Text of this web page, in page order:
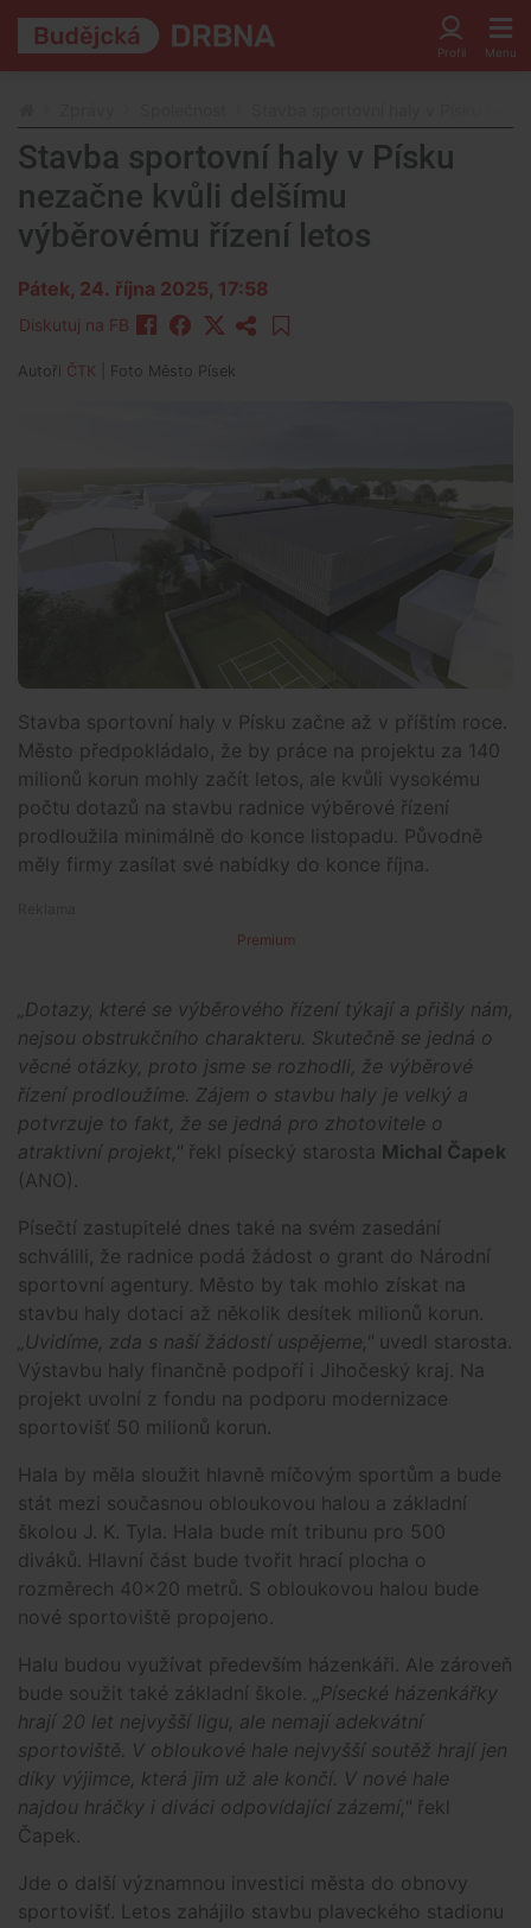
Stavba sportovní haly v Písku
nezačne kvůli delšímu
výběrovému řízení letos
Pátek, 24. října 2025, 17:58
Diskutuj na FB
Autoři ČTK | Foto Město Písek
Stavba sportovní haly v Písku začne až v příštím roce.
Město předpokládalo, že by práce na projektu za 140
milionů korun mohly začít letos, ale kvůli vysokému
počtu dotazů na stavbu radnice výběrové řízení
prodloužila minimálně do konce listopadu. Původně
měly firmy zasílat své nabídky do konce října.
Premium
„Dotazy, které se výběrového řízení týkají a přišly nám,
nejsou obstrukčního charakteru. Skutečně se jedná o
věcné otázky, proto jsme se rozhodli, že výběrové
řízení prodloužíme. Zájem o stavbu haly je velký a
potvrzuje to fakt, že se jedná pro zhotovitele o
atraktivní projekt," řekl písecký starosta Michal Čapek
(ANO).
Písečtí zastupitelé dnes také na svém zasedání
schválili, že radnice podá žádost o grant do Národní
sportovní agentury. Město by tak mohlo získat na
stavbu haly dotaci až několik desítek milionů korun.
„Uvidíme, zda s naší žádostí uspějeme," uvedl starosta.
Výstavbu haly finančně podpoří i Jihočeský kraj. Na
projekt uvolní z fondu na podporu modernizace
sportovišť 50 milionů korun.
Hala by měla sloužit hlavně míčovým sportům a bude
stát mezi současnou obloukovou halou a základní
školou J. K. Tyla. Hala bude mít tribunu pro 500
diváků. Hlavní část bude tvořit hrací plocha o
rozměrech 40x20 metrů. S obloukovou halou bude
nové sportoviště propojeno.
Halu budou využívat především házenkáři. Ale zároveň
bude soužit také základní škole.
„Písecké házenkářky
hrají 20 let nejvyšší ligu, ale nemají adekvátní
sportoviště. V obloukové hale nejvyšší soutěž hrají jen
díky výjimce, která jim už ale končí. V nové hale
najdou hráčky i diváci odpovídající zázemí," řekl
Čapek.
Jde o další významnou investici města do obnovy
sportovišť. Letos zahájilo stavbu plaveckého stadionu